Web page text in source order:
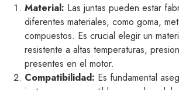
Material: Las juntas pueden estar
diferentes materiales, como goma,
compuestos. Es crucial elegir un
resistente a altas temperaturas,
presentes en el motor.
Compatibilidad: Es fundamental